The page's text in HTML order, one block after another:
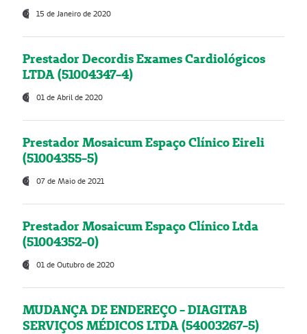
15 de Janeiro de 2020
Prestador Decordis Exames Cardiológicos
LTDA (51004347-4)
01 de Abril de 2020
Prestador Mosaicum Espaço Clínico Eireli
(51004355-5)
07 de Maio de 2021
Prestador Mosaicum Espaço Clínico Ltda
(51004352-0)
01 de Outubro de 2020
MUDANÇA DE ENDEREÇO - DIAGITAB
SERVIÇOS MÉDICOS LTDA (54003267-5)